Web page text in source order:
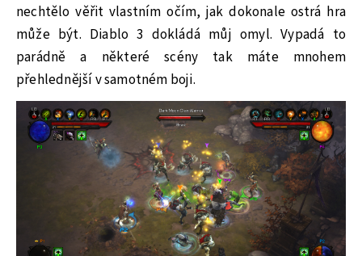
nechtělo věřit vlastním očím, jak dokonale ostrá hra
může být. Diablo 3 dokládá můj omyl. Vypadá to
parádně a některé scény tak máte mnohem
přehlednější v samotném boji.